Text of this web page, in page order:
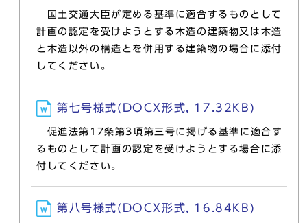
国土交通大臣が定める基準に適合するものとして
計画の認定を受けようとする木造の建築物又は木造
と木造以外の構造とを併用する建築物の場合に添付
してください。
第七号様式(DOCX形式, 17.32KB)
促進法第17条第3項第三号に掲げる基準に適合す
るものとして計画の認定を受けようとする場合に添
付してください。
第八号様式(DOCX形式, 16.84KB)